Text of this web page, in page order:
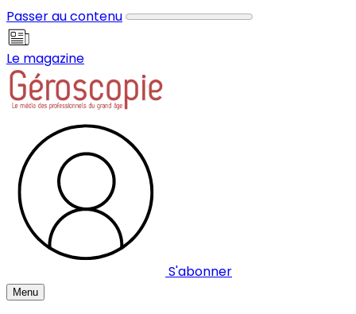
Passer au contenu
Le magazine
S'abonner
Menu
Panneau de gestion des cookies